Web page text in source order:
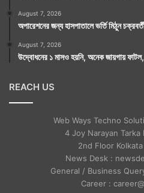
August 7, 2026
অপারেশনের জন্য হাসপাতালে ভর্তি মিঠুন
August 7, 2026
উদ্বোধনের ১ মাসও হয়নি, অনেক জায়গায়
REACH US
Web Ways Techno
4 Joy Narayan Tarka
2nd Floor
News Desk :
General / Business
Career :